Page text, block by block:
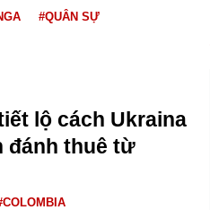
#QUÂN SỰ
lộ cách Ukraina
đánh thuê từ